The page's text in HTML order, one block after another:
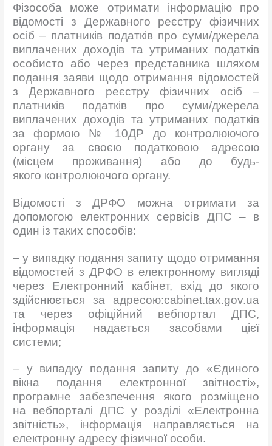
Фізособа може отримати інформацію про
відомості з Державного реєстру фізичних
осіб – платників податків про суми/джерела
виплачених доходів та утриманих податків
особисто або через представника шляхом
подання заяви щодо отримання відомостей
з Державного реєстру фізичних осіб –
платників податків про суми/джерела
виплачених доходів та утриманих податків
за формою № 10ДР до контролюючого
органу за своєю податковою адресою
(місцем проживання) або до будь-
якого контролюючого органу.
Відомості з ДРФО можна отримати за
допомогою електронних сервісів ДПС – в
один із таких способів:
– у випадку подання запиту щодо отримання
відомостей з ДРФО в електронному вигляді
через Електронний кабінет, вхід до якого
здійснюється за адресою:cabinet.tax.gov.ua
та через офіційний вебпортал ДПС,
інформація надається засобами цієї
системи;
– у випадку подання запиту до «Єдиного
вікна подання електронної звітності»,
програмне забезпечення якого розміщено
на вебпорталі ДПС у розділі «Електронна
звітність», інформація направляється на
електронну адресу фізичної особи.